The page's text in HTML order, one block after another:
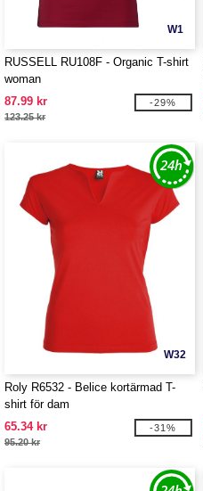
W1
RUSSELL RU108F - Organic T-shirt
woman
87.99 kr
123.25 kr
-29%
W32
Roly R6532 - Belice kortärmad T-
shirt för dam
65.34 kr
95.20 kr
-31%